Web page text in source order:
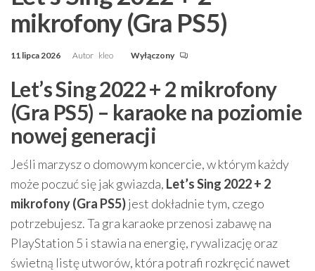
mikrofony (Gra PS5)
11 lipca 2026 Autor kleo Wyłączony
Let’s Sing 2022 + 2 mikrofony
(Gra PS5) – karaoke na poziomie
nowej generacji
Jeśli marzysz o domowym koncercie, w którym każdy
może poczuć się jak gwiazda, Let’s Sing 2022 + 2
mikrofony (Gra PS5)jest dokładnie tym, czego
potrzebujesz. Ta gra karaoke przenosi zabawę na
PlayStation 5 i stawia na energię, rywalizację oraz
świetną listę utworów, która potrafi rozkręcić nawet